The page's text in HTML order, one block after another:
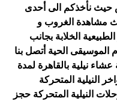
حيث نأخذكم الى أحدى
مشاهدة الغروب و
الخلابة بجانب
الموسيقى الحية أتصل بنا
نيلية بالقاهرة لمدة
النيلية المتحركة
النيلية المتحركة حجز